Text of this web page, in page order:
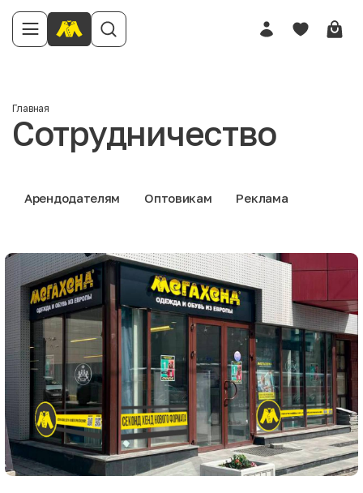
Главная
Сотрудничество
Арендодателям Оптовикам Реклама